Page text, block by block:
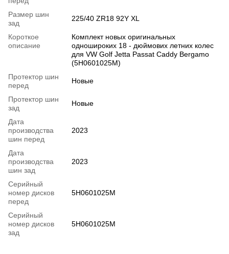
Размер шин
зад
225/40 ZR18 92Y XL
Короткое
описание
Комплект новых оригинальных
одношироких 18 - дюймових летних колес
для VW Golf Jetta Passat Caddy Bergamo
(5H0601025M)
Протектор шин
перед
Новые
Протектор шин
зад
Новые
Дата
производства
шин перед
2023
Дата
производства
шин зад
2023
Серийный
номер дисков
перед
5H0601025M
Серийный
номер дисков
зад
5H0601025M